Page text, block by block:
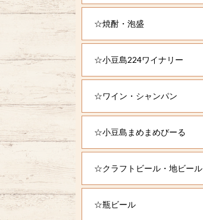
☆焼酎・泡盛
☆小豆島224ワイナリー
☆ワイン・シャンパン
☆小豆島まめまめびーる
☆クラフトビール・地ビール
☆瓶ビール